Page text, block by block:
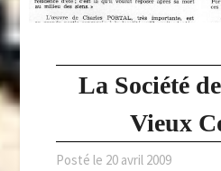
La Société
Vieux
Posté le 20 avril 2009